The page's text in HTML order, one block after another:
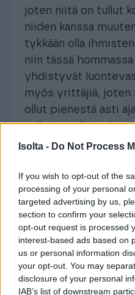
Isolta - Do Not Process
If you wish to opt-out of the
processing of your personal
targeted advertising by us,
section to confirm your
opt-out request is processed
interest-based ads based on
us or personal information
your opt-out. You may
disclosure of your personal
IAB’s list of downstream
joten niitä on tullut
niiden kanssa
tykkään olla
niin tässä
yhdistyvät
myös yrittäjiä, joten
ollut pienestä asti
sellainen olla
kuuluva oma
kiinnostaneet.
kun saan tehdä
kanssa.
Mistä
eniten?